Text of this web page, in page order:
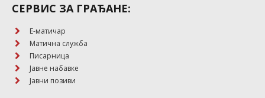
СЕРВИС ЗА ГРАЂАНЕ:
E-матичар
Матична служба
Писарница
Јавне набавке
Јавни позиви